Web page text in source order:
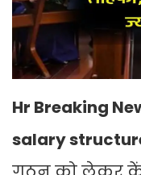
Hr Breaking
salary